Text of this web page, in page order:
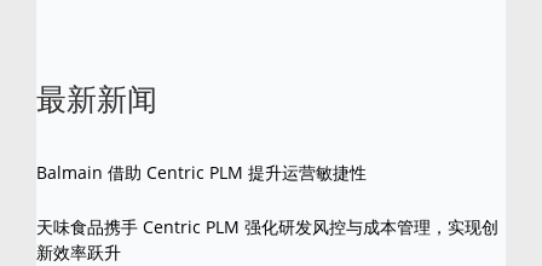
最新新闻
Balmain 借助 Centric PLM 提升运营敏捷性
天味食品携手 Centric PLM 强化研发风控与成本管理，实现创
新效率跃升